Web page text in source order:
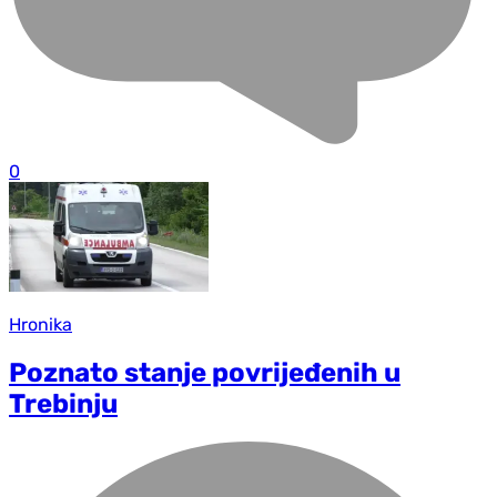
0
Hronika
Poznato stanje povrijeđenih u
Trebinju